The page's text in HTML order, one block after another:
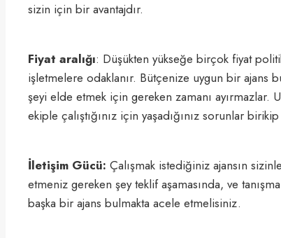
sizin için bir avantajdır.
Fiyat aralığı: Düşükten yükseğe birçok fiyat
işletmelere odaklanır. Bütçenize uygun bir
şeyi elde etmek için gereken zamanı
ekiple çalıştığınız için yaşadığınız sorunlar
İletişim Gücü: Çalışmak istediğiniz ajansın
etmeniz gereken şey teklif aşamasında, ve
başka bir ajans bulmakta acele etmelisiniz.